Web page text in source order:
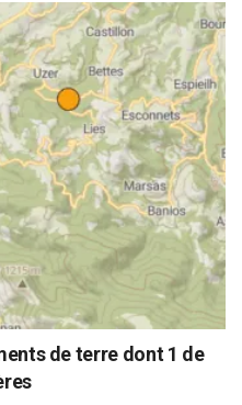
de terre dont 1 de